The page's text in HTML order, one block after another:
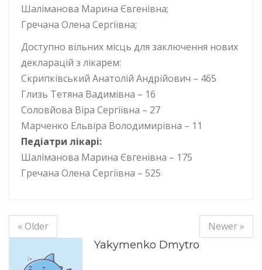
Шаліманова Марина Євгенівна;
Гречана Олена Сергіївна;
Доступно вільних місць для заключення нових
декларацій з лікарем:
Скрипківський Анатолій Андрійович – 465
Глизь Тетяна Вадимівна – 16
Соловйова Віра Сергіївна – 27
Марченко Ельвіра Володимирівна – 11
Педіатри лікарі:
Шаліманова Марина Євгенівна – 175
Гречана Олена Сергіївна – 525
« Older
Newer »
Yakymenko Dmytro